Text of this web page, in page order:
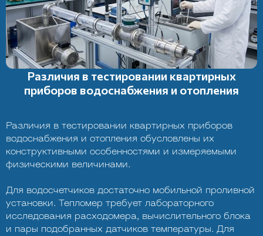
Различия в тестировании квартирных
приборов водоснабжения и отопления
Различия в тестировании квартирных приборов
водоснабжения и отопления обусловлены их
конструктивными особенностями и измеряемыми
физическими величинами.
Для водосчетчиков достаточно мобильной проливной
установки. Тепломер требует лабораторного
исследования расходомера, вычислительного блока
и пары подобранных датчиков температуры. Для